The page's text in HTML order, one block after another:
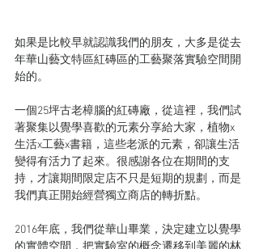
如果是比較早就認識我們的朋友，大多是從去
年華山藝文特區紅磚區的工藝聚落實驗空間開
始的。
一個25坪古老樟腦的紅磚廠，從這裡，我們試
著聚集以覺學喜歡的元素分享給大家，植物x
生活x工藝x書籍，這些老派的元素，卻讓生活
變得有活力了起來。很感謝各位在期間的支
持，才讓期間限定店不只是短期的規劃，而是
我們真正開始經營獨立商店的轉折點。
2016年底，我們從華山畢業，決定建立以覺學